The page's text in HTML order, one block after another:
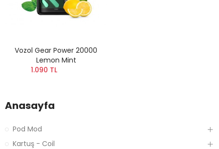
Vozol Gear Power 20000
Lemon Mint
1.090 TL
Anasayfa
Pod Mod
Kartuş - Coil